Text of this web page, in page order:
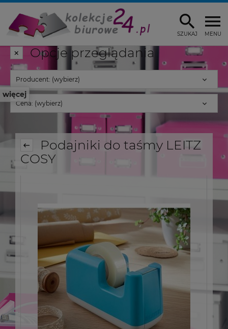
MENU
SZUKAJ
Opcje przeglądania
Producent: (wybierz)
Cena: (wybierz)
więcej
Podajniki do taśmy LEITZ
COSY